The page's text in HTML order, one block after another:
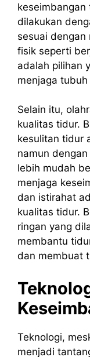
dilakukan
sesuai dengan
fisik seperti
adalah pilihan
menjaga
Selain itu,
kualitas tidur.
kesulitan tidur
namun
lebih mudah
menjaga
dan istirahat
kualitas tidur.
ringan yang
membantu
dan membuat
Teknologi,
menjadi